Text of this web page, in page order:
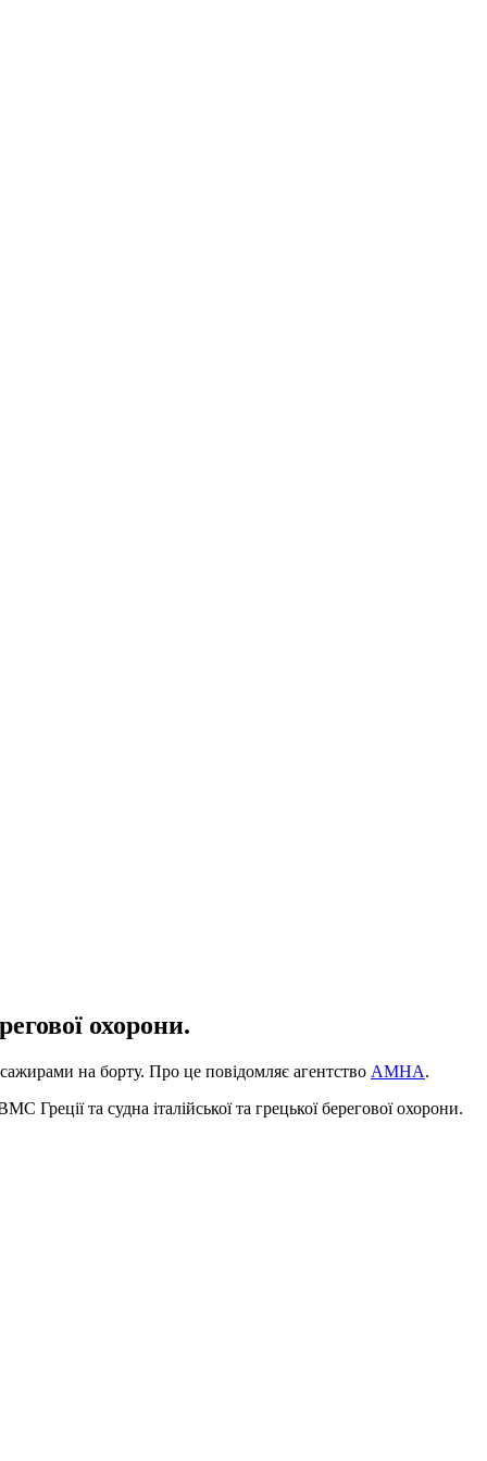
охорони.
на борту. Про це повідомляє агентство АМНА.
Греції та судна італійської та грецької берегової охорони.